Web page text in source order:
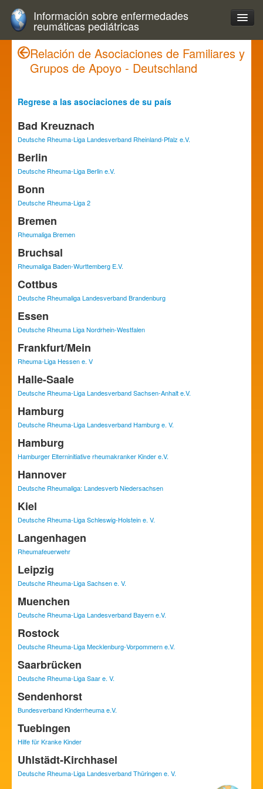
Información sobre enfermedades
reumáticas pediátricas
Relación de Asociaciones de Familiares y
Grupos de Apoyo - Deutschland
Regrese a las asociaciones de su país
Bad Kreuznach
Deutsche Rheuma-Liga Landesverband Rheinland-Pfalz e.V.
Berlin
Deutsche Rheuma-Liga Berlin e.V.
Bonn
Deutsche Rheuma-Liga 2
Bremen
Rheumaliga Bremen
Bruchsal
Rheumaliga Baden-Wurttemberg E.V.
Cottbus
Deutsche Rheumaliga Landesverband Brandenburg
Essen
Deutsche Rheuma Liga Nordrhein-Westfalen
Frankfurt/Mein
Rheuma-Liga Hessen e. V
Halle-Saale
Deutsche Rheuma-Liga Landesverband Sachsen-Anhalt e.V.
Hamburg
Deutsche Rheuma-Liga Landesverband Hamburg e. V.
Hamburg
Hamburger Elterninitiative rheumakranker Kinder e.V.
Hannover
Deutsche Rheumaliga: Landesverb Niedersachsen
Kiel
Deutsche Rheuma-Liga Schleswig-Holstein e. V.
Langenhagen
Rheumafeuerwehr
Leipzig
Deutsche Rheuma-Liga Sachsen e. V.
Muenchen
Deutsche Rheuma-Liga Landesverband Bayern e.V.
Rostock
Deutsche Rheuma-Liga Mecklenburg-Vorpommern e.V.
Saarbrücken
Deutsche Rheuma-Liga Saar e. V.
Sendenhorst
Bundesverband Kinderrheuma e.V.
Tuebingen
Hilfe für Kranke Kinder
Uhlstädt-Kirchhasel
Deutsche Rheuma-Liga Landesverband Thüringen e. V.